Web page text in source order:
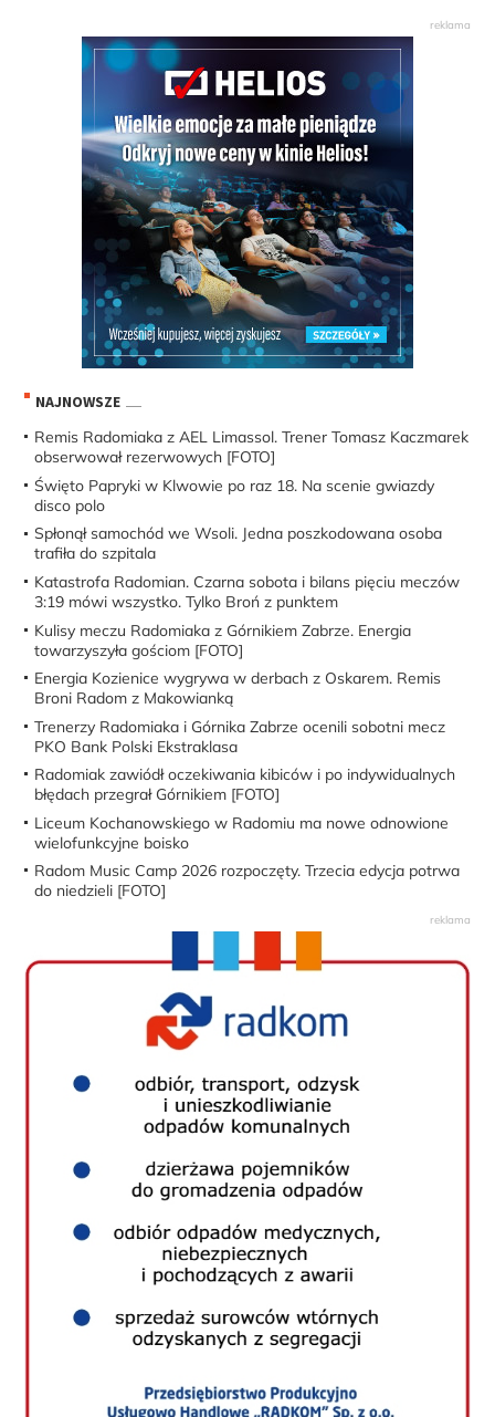
NAJNOWSZE
Remis Radomiaka z AEL Limassol. Trener Tomasz Kaczmarek
obserwował rezerwowych [FOTO]
Święto Papryki w Klwowie po raz 18. Na scenie gwiazdy
disco polo
Spłonął samochód we Wsoli. Jedna poszkodowana osoba
trafiła do szpitala
Katastrofa Radomian. Czarna sobota i bilans pięciu meczów
3:19 mówi wszystko. Tylko Broń z punktem
Kulisy meczu Radomiaka z Górnikiem Zabrze. Energia
towarzyszyła gościom [FOTO]
Energia Kozienice wygrywa w derbach z Oskarem. Remis
Broni Radom z Makowianką
Trenerzy Radomiaka i Górnika Zabrze ocenili sobotni mecz
PKO Bank Polski Ekstraklasa
Radomiak zawiódł oczekiwania kibiców i po indywidualnych
błędach przegrał Górnikiem [FOTO]
Liceum Kochanowskiego w Radomiu ma nowe odnowione
wielofunkcyjne boisko
Radom Music Camp 2026 rozpoczęty. Trzecia edycja potrwa
do niedzieli [FOTO]